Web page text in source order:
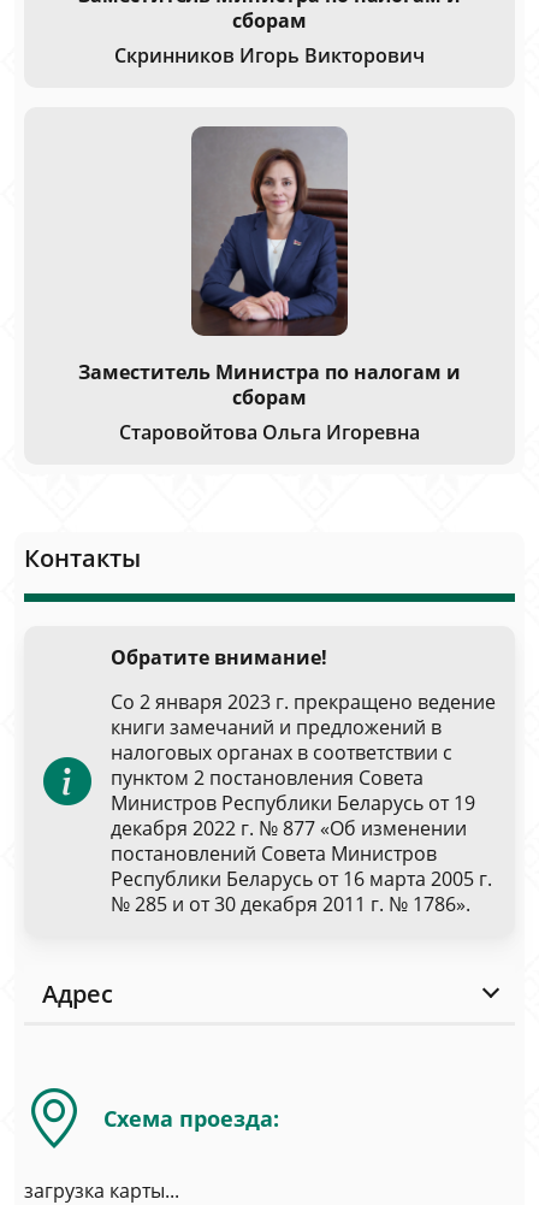
сборам
Скринников Игорь Викторович
Заместитель Министра по налогам и
сборам
Старовойтова Ольга Игоревна
Контакты
Обратите внимание!
Со 2 января 2023 г. прекращено ведение
книги замечаний и предложений в
налоговых органах в соответствии с
пунктом 2 постановления Совета
Министров Республики Беларусь от 19
декабря 2022 г. № 877 «Об изменении
постановлений Совета Министров
Республики Беларусь от 16 марта 2005 г.
№ 285 и от 30 декабря 2011 г. № 1786».
Адрес
Схема проезда:
загрузка карты...